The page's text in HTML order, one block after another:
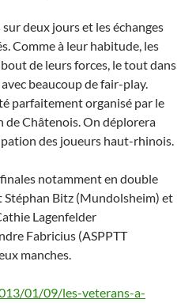
deux jours et les échanges
Comme à leur habitude, les
de leurs forces, le tout dans
beaucoup de fair-play.
parfaitement organisé par le
de Châtenois. On déplorera
des joueurs haut-rhinois.
notamment en double
Bitz (Mundolsheim) et
Lagenfelder
Fabricius (ASPPTT
manches.
01/09/les-veterans-a-